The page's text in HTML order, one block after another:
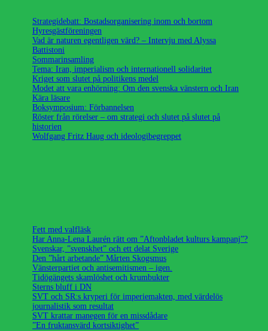
Strategidebatt: Bostadsorganisering inom och bortom
Hyresgästföreningen
Vad är naturen egentligen värd? – Intervju med Alyssa
Battistoni
Sommarinsamling
Tema: Iran, imperialism och internationell solidaritet
Kriget som slutet på politikens medel
Modet att vara enhörning: Om den svenska vänstern och Iran
Kära läsare
Boksymposium: Förbannelsen
Röster från rörelser – om strategi och slutet på slutet på
historien
Wolfgang Fritz Haug och ideologibegreppet
Fett med valfläsk
Har Anna-Lena Laurén rätt om ”Aftonbladet kulturs kampanj”?
Svenskar, ”svenskhet” och ett delat Sverige
Den ”hårt arbetande” Mårten Skogsmus
Vänsterpartiet och antisemitismen – igen.
Tidögängets skamlöshet och krumbukter
Sterns bluff i DN
SVT och SR:s kryperi för imperiemakten, med värdelös
journalistik som resultat
SVT krattar manegen för en missdådare
”En fruktansvärd kortsiktighet”